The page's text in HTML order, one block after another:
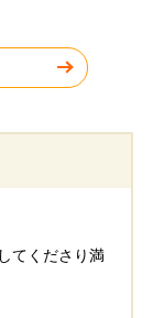
てくださり満